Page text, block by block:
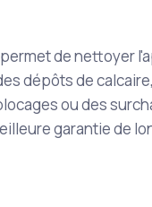
de nettoyer
dépôts de
ou des
garantie de